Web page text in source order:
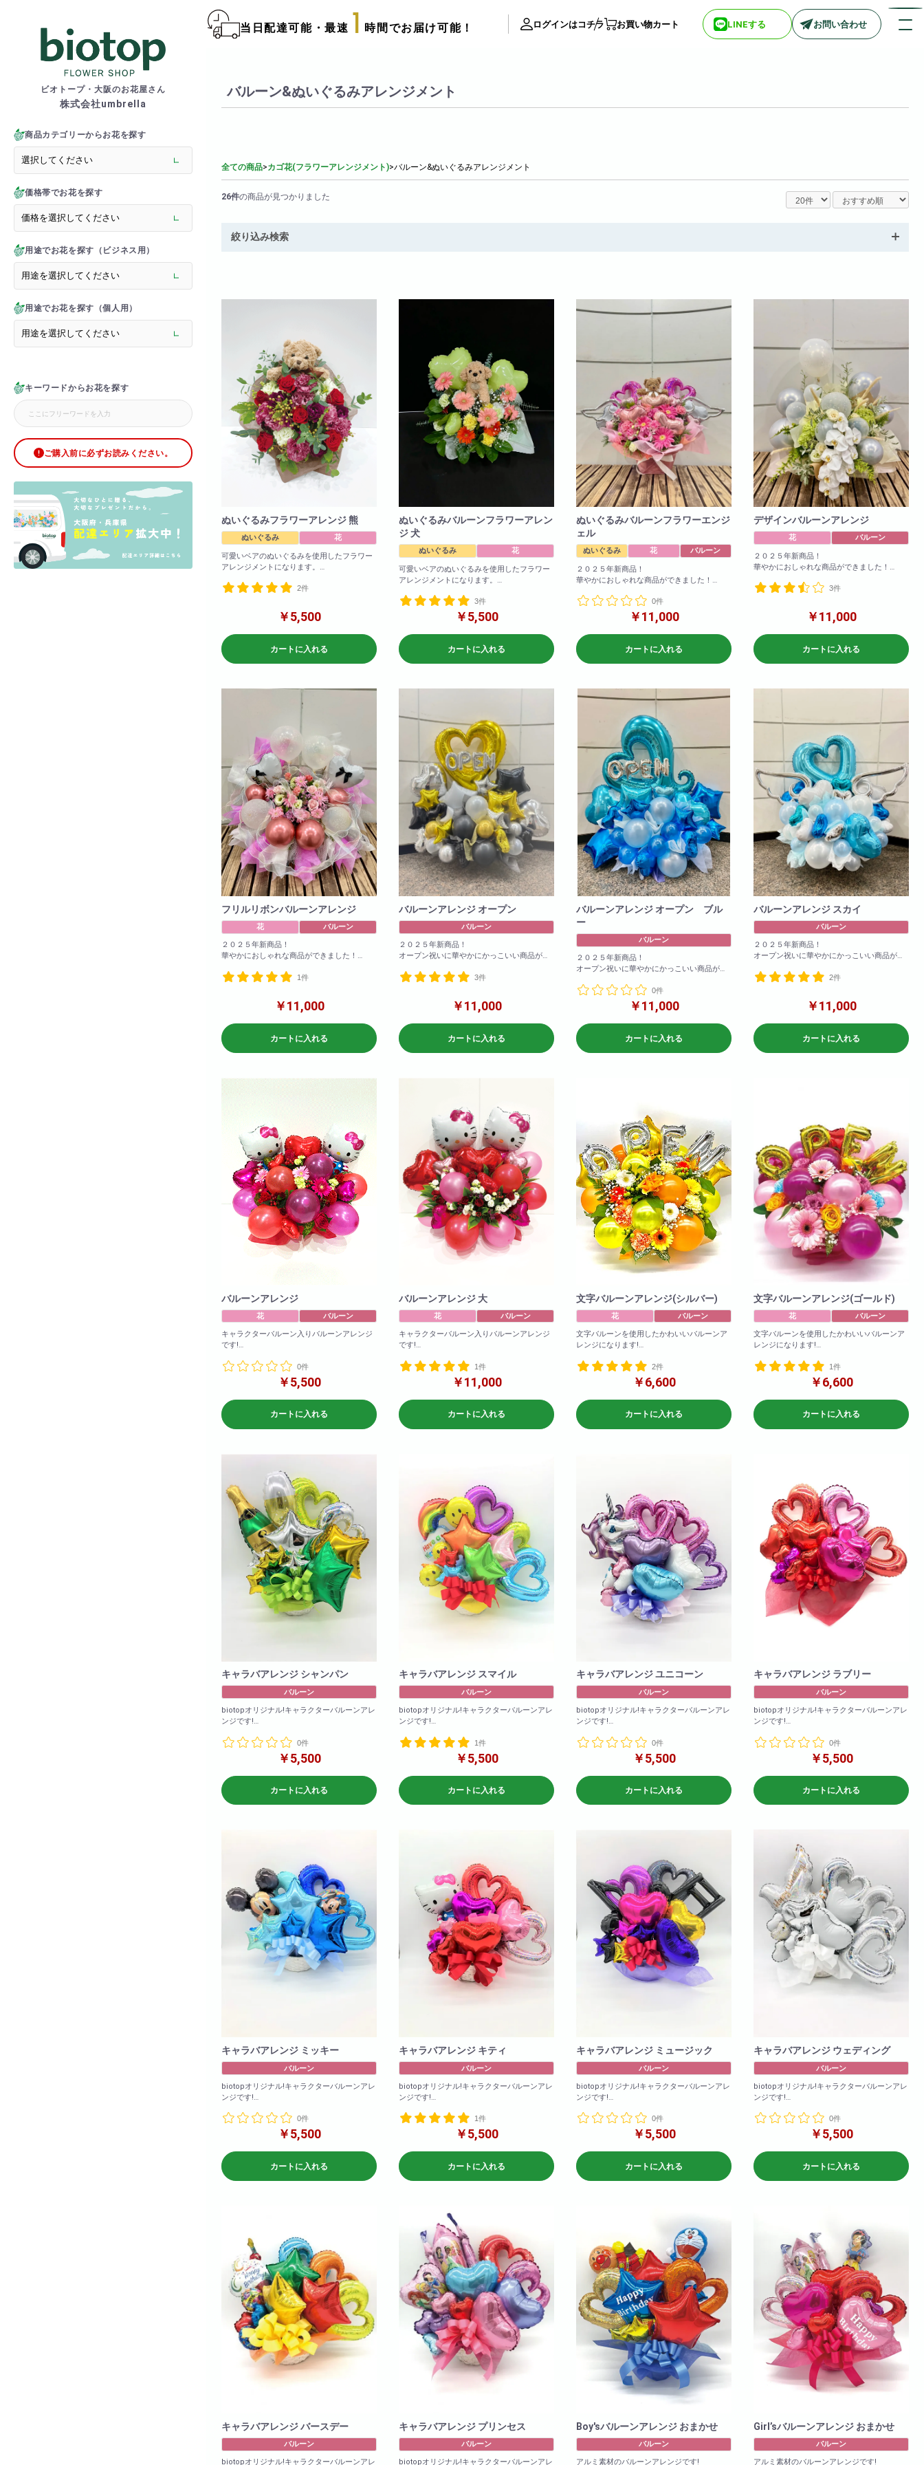
ビオトープ・大阪のお花屋さん
株式会社umbrella
商品カテゴリーからお花を探す
価格帯でお花を探す
用途でお花を探す（ビジネス用）
用途でお花を探す（個人用）
キーワードからお花を探す
ご購入前に必ずお読みください。
当日配達可能・最速 1 時間でお届け可能！ ログインはコチラ お買い物カート LINEする お問い合わせ
商品一覧カテゴリー
> バルーンスタンド
> 胡蝶蘭
> 観葉植物
> バルーン＆ぬいぐるみアレンジメント
> 推し活フラワーバルーン
> オフィスグリーン特集
> サプライズ装飾・ホテル装飾
> バルーン装飾
> シャンパンタワー
> シャボンフラワー
> ブリザードフラワー
> ボックスフラワー
立て札制作
口コミ・評判
会社概要
採用情報
店舗情報一覧
> biotop 阪神尼崎店
Tel:06-6313-8787
Fax:06-6313-9393
バルーン&ぬいぐるみアレンジメント
全ての商品>カゴ花(フラワーアレンジメント)>バルーン&ぬいぐるみアレンジメント
26件の商品が見つかりました
絞り込み検索
ぬいぐるみフラワーアレンジ 熊
ぬいぐるみ 花
可愛いベアのぬいぐるみを使用したフラワー
アレンジメントになります。
っております!
※写真はイメージです
仕入れ状況により花材は変動いたしますので
何卒ご了承ください。
2件
￥5,500
カートに入れる
ぬいぐるみバルーンフラワーアレン
ジ 犬
ぬいぐるみ 花
可愛いベアのぬいぐるみを使用したフラワー
アレンジメントになります。
っております!
※写真はイメージです
仕入れ状況により花材は変動いたしますので
何卒ご了承ください。
3件
￥5,500
カートに入れる
ぬいぐるみバルーンフラワーエンジ
ェル
ぬいぐるみ 花 バルーン
２０２５年新商品！
華やかにおしゃれな商品ができました！
ば変更可能です！
W×120
H×120
0件
￥11,000
カートに入れる
デザインバルーンアレンジ
花 バルーン
２０２５年新商品！
華やかにおしゃれな商品ができました！
ば変更可能です！
H×120
3件
￥11,000
カートに入れる
フリルリボンバルーンアレンジ
花 バルーン
２０２５年新商品！
華やかにおしゃれな商品ができました！
ば変更可能です！
H×120
1件
￥11,000
カートに入れる
バルーンアレンジ オープン
バルーン
２０２５年新商品！
オープン祝いに華やかにかっこいい商品がで
お色の変更も可能！備考欄に記載いただけれ
W×120
H×120
3件
￥11,000
カートに入れる
バルーンアレンジ オープン ブル
ー
バルーン
２０２５年新商品！
オープン祝いに華やかにかっこいい商品がで
お色の変更も可能！備考欄に記載いただけれ
ば変更可能です！
参考サイズ(cm)
W×120
H×120
0件
￥11,000
カートに入れる
バルーンアレンジ スカイ
バルーン
２０２５年新商品！
オープン祝いに華やかにかっこいい商品がで
お色の変更も可能！備考欄に記載いただけれ
W×120
H×120
2件
￥11,000
カートに入れる
バルーンアレンジ
花 バルーン
キャラクターバルーン入りバルーンアレンジ
です!
ます!
ご予算に合わせて5,000円からお作り致しま
※写真のアレンジは5,000円の商品になりま
す。
参考サイズ(cm)
W×50
H×40
0件
￥5,500
カートに入れる
バルーンアレンジ 大
花 バルーン
キャラクターバルーン入りバルーンアレンジ
です!
ます!
ご予算に合わせて5,000円からお作り致しま
※写真のアレンジは10,000円の商品になりま
す。
1件
￥11,000
カートに入れる
文字バルーンアレンジ(シルバー)
花 バルーン
文字バルーンを使用したかわいいバルーンア
レンジになります!
びいただけます。
また文字に関しては4文字以内でしたらこちら
の料金で作成させて頂きます!
(1文字追加になる毎に400円(税込)で追加可能
です!)
2件
￥6,600
カートに入れる
文字バルーンアレンジ(ゴールド)
花 バルーン
文字バルーンを使用したかわいいバルーンア
レンジになります!
びいただけます。
また文字に関しては4文字以内でしたらこちら
の料金で作成させて頂きます!
(1文字追加になる毎に400円(税込)で追加可能
です!)
1件
￥6,600
カートに入れる
キャラバアレンジ シャンパン
バルーン
biotopオリジナル!キャラクターバルーンアレ
ンジです!
※在庫状況によりバルーンは異なる場合がご
商品サイズ(cm)
W×50
0件
￥5,500
カートに入れる
キャラバアレンジ スマイル
バルーン
biotopオリジナル!キャラクターバルーンアレ
ンジです!
※在庫状況によりバルーンは異なる場合がご
商品サイズ(cm)
W×50
1件
￥5,500
カートに入れる
キャラバアレンジ ユニコーン
バルーン
biotopオリジナル!キャラクターバルーンアレ
ンジです!
※在庫状況によりバルーンは異なる場合がご
商品サイズ(cm)
W×50
0件
￥5,500
カートに入れる
キャラバアレンジ ラブリー
バルーン
biotopオリジナル!キャラクターバルーンアレ
ンジです!
※在庫状況によりバルーンは異なる場合がご
商品サイズ(cm)
W×50
0件
￥5,500
カートに入れる
キャラバアレンジ ミッキー
バルーン
biotopオリジナル!キャラクターバルーンアレ
ンジです!
H×60
0件
￥5,500
カートに入れる
キャラバアレンジ キティ
バルーン
biotopオリジナル!キャラクターバルーンアレ
ンジです!
H×60
1件
￥5,500
カートに入れる
キャラバアレンジ ミュージック
バルーン
biotopオリジナル!キャラクターバルーンアレ
ンジです!
※在庫状況によりバルーンは異なる場合がご
商品サイズ(cm)
W×50
0件
￥5,500
カートに入れる
キャラバアレンジ ウェディング
バルーン
biotopオリジナル!キャラクターバルーンアレ
ンジです!
※在庫状況によりバルーンは異なる場合がご
商品サイズ(cm)
W×50
0件
￥5,500
カートに入れる
キャラバアレンジ バースデー
バルーン
biotopオリジナル!キャラクターバルーンアレ
キャラバアレンジ プリンセス
バルーン
biotopオリジナル!キャラクターバルーンアレ
Boy'sバルーンアレンジ おまかせ
バルーン
アルミ素材のバルーンアレンジです!
Girl’sバルーンアレンジ おまかせ
バルーン
アルミ素材のバルーンアレンジです!